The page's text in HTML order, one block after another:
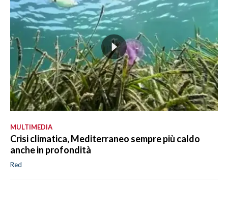
MULTIMEDIA
Crisi climatica, Mediterraneo sempre più caldo
anche in profondità
Red